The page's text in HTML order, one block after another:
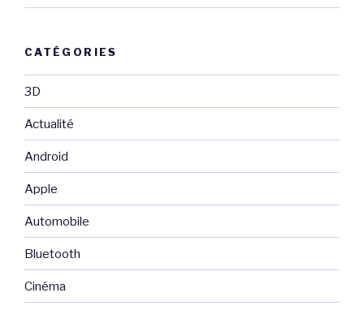
CATÉGORIES
3D
Actualité
Android
Apple
Automobile
Bluetooth
Cinéma